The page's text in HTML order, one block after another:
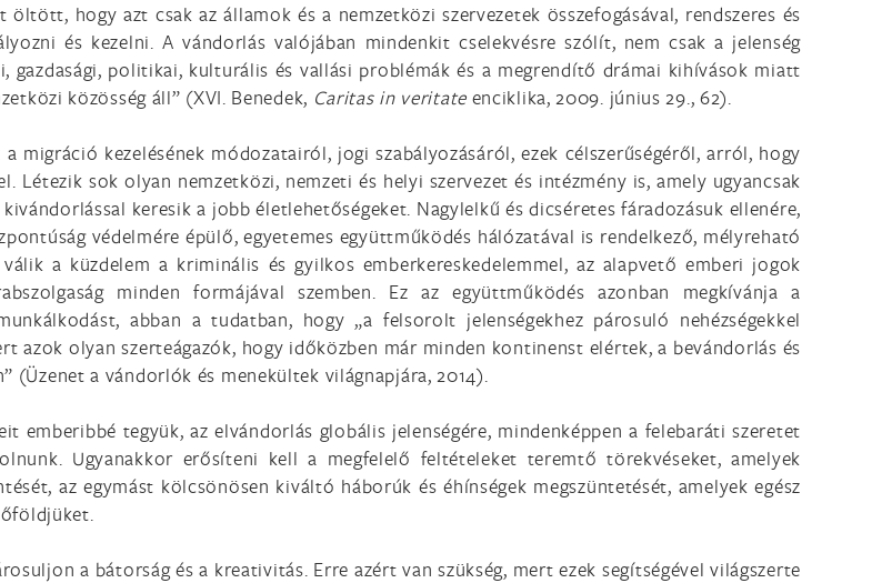
hogy azt csak az államok és a nemzetközi szervezetek összefogásával, rendszeres és
és kezelni. A vándorlás valójában mindenkit cselekvésre szólít, nem csak a jelenség
gazdasági, politikai, kulturális és vallási problémák és a megrendítő drámai kihívások miatt
közösség áll” (XVI. Benedek, Caritas in veritateenciklika, 2009. június 29., 62).
migráció kezelésének módozatairól, jogi szabályozásáról, ezek célszerűségéről, arról, hogy
Létezik sok olyan nemzetközi, nemzeti és helyi szervezet és intézmény is, amely ugyancsak
keresik a jobb életlehetőségeket. Nagylelkű és dicséretes fáradozásuk ellenére,
védelmére épülő, egyetemes együttműködés hálózatával is rendelkező, mélyreható
a küzdelem a kriminális és gyilkos emberkereskedelemmel, az alapvető emberi jogok
minden formájával szemben. Ez az együttműködés azonban megkívánja a
abban a tudatban, hogy „a felsorolt jelenségekhez párosuló nehézségekkel
azok olyan szerteágazók, hogy időközben már minden kontinenst elértek, a bevándorlás és
(Üzenet a vándorlók és menekültek világnapjára, 2014).
emberibbé tegyük, az elvándorlás globális jelenségére, mindenképpen a felebaráti szeretet
Ugyanakkor erősíteni kell a megfelelő feltételeket teremtő törekvéseket, amelyek
az egymást kölcsönösen kiváltó háborúk és éhínségek megszüntetését, amelyek egész
a bátorság és a kreativitás. Erre azért van szükség, mert ezek segítségével világszerte